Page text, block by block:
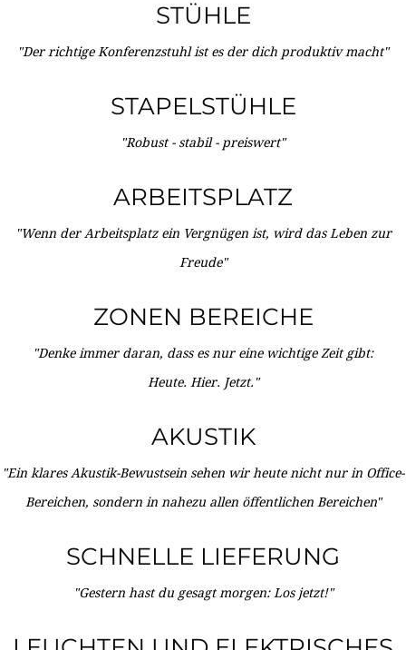
STÜHLE
"Der richtige Konferenzstuhl ist es der dich produktiv macht"
STAPELSTÜHLE
"Robust - stabil - preiswert"
ARBEITSPLATZ
"Wenn der Arbeitsplatz ein Vergnügen ist, wird das Leben zur
Freude"
ZONEN BEREICHE
"Denke immer daran, dass es nur eine wichtige Zeit gibt:
Heute. Hier. Jetzt."
AKUSTIK
"Ein klares Akustik-Bewustsein sehen wir heute nicht nur in Office-
Bereichen, sondern in nahezu allen öffentlichen Bereichen"
SCHNELLE LIEFERUNG
"Gestern hast du gesagt morgen: Los jetzt!"